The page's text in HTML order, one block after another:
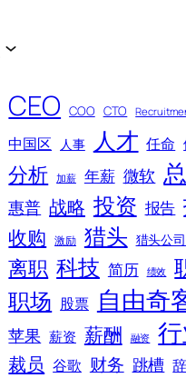
CEO COO CTO
中国区 人事 人才 任命
分析 加薪 年薪 微软
惠普 战略 投资 报告
收购 激励 猎头 猎头公司
离职 科技 简历 绩效
职场 股票 自由奇
苹果 薪资 薪酬 融资
裁员 谷歌 财务 跳槽